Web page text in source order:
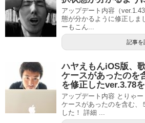
アップデート内容（
態が分かるように修正しま
ーもこん...
記事を
ハヤえもんiOS版、
ケースがあったのを
を修正したver.3.78
アップデート内容 とりゃ
ケースがあったのを含む、
した！ 詳細 ...